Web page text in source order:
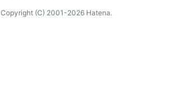
Copyright (C) 2001-2026 Hatena.